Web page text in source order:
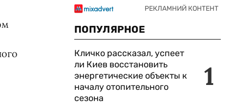
ПОПУЛЯРНОЕ
1
Кличко рассказал, успеет
ли Киев восстановить
энергетические объекты к
началу отопительного
сезона